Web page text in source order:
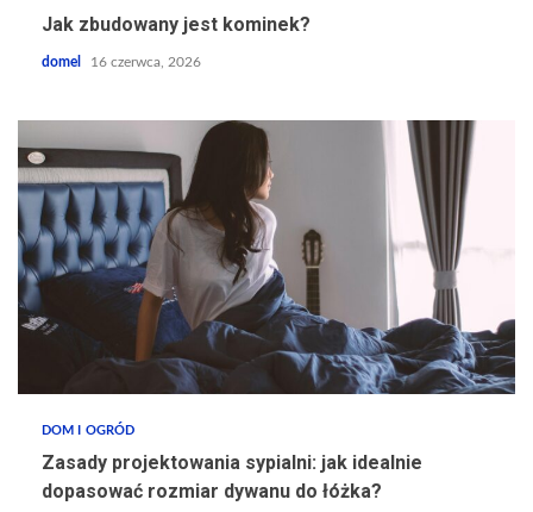
Jak zbudowany jest kominek?
domel 16 czerwca, 2026
DOM I OGRÓD
Zasady projektowania sypialni: jak idealnie
dopasować rozmiar dywanu do łóżka?